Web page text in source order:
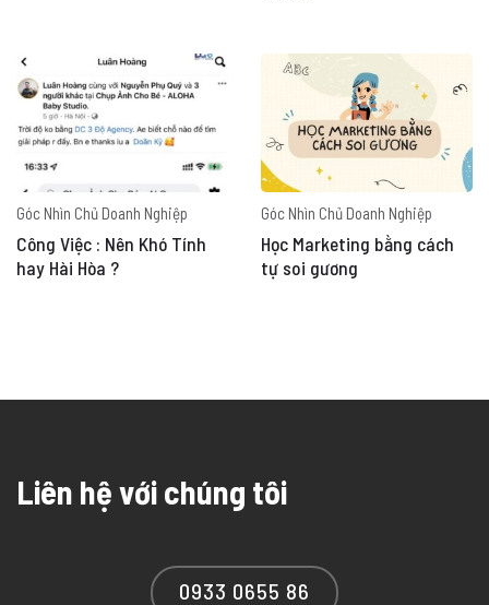
Góc Nhìn Chủ Doanh Nghiệp
Công Việc : Nên Khó Tính
hay Hài Hòa ?
Góc Nhìn Chủ Doanh Nghiệp
Học Marketing bằng cách
tự soi gương
Liên hệ với chúng tôi
0933 0655 86